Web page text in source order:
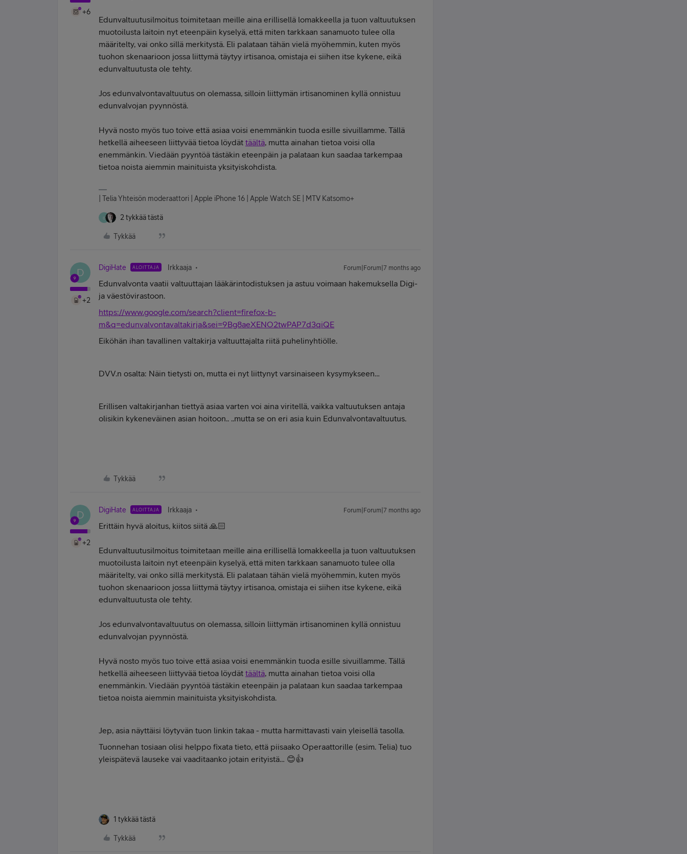
+6
Edunvaltuutusilmoitus toimitetaan meille aina erillisellä lomakkeella ja tuon valtuutuksen
muotoilusta laitoin nyt eteenpäin kyselyä, että miten tarkkaan sanamuoto tulee olla
määritelty, vai onko sillä merkitystä. Eli palataan tähän vielä myöhemmin, kuten myös
tuohon skenaarioon jossa liittymä täytyy irtisanoa, omistaja ei siihen itse kykene, eikä
edunvaltuutusta ole tehty.
Jos edunvalvontavaltuutus on olemassa, silloin liittymän irtisanominen kyllä onnistuu
edunvalvojan pyynnöstä.
Hyvä nosto myös tuo toive että asiaa voisi enemmänkin tuoda esille sivuillamme. Tällä
hetkellä aiheeseen liittyvää tietoa löydät täältä, mutta ainahan tietoa voisi olla
enemmänkin. Viedään pyyntöä tästäkin eteenpäin ja palataan kun saadaa tarkempaa
tietoa noista aiemmin mainituista yksityiskohdista.
| Telia Yhteisön moderaattori | Apple iPhone 16 | Apple Watch SE | MTV Katsomo+
D 2 tykkää tästä
Tykkää
D
+2
DigiHate ALOITTAJA Irkkaaja Forum|Forum|7 months ago
Edunvalvonta vaatii valtuuttajan lääkärintodistuksen ja astuu voimaan hakemuksella Digi-
ja väestövirastoon.
https://www.google.com/search?client=firefox-b-
m&q=edunvalvontavaltakirja&sei=9Bg8aeXENO2twPAP7d3qiQE
Eiköhän ihan tavallinen valtakirja valtuuttajalta riitä puhelinyhtiölle.
DVV.n osalta: Näin tietysti on, mutta ei nyt liittynyt varsinaiseen kysymykseen…
Erillisen valtakirjanhan tiettyä asiaa varten voi aina viritellä, vaikka valtuutuksen antaja
olisikin kykeneväinen asian hoitoon.. ..mutta se on eri asia kuin Edunvalvontavaltuutus.
Tykkää
D
+2
DigiHate ALOITTAJA Irkkaaja Forum|Forum|7 months ago
Erittäin hyvä aloitus, kiitos siitä 🙏🏻
Edunvaltuutusilmoitus toimitetaan meille aina erillisellä lomakkeella ja tuon valtuutuksen
muotoilusta laitoin nyt eteenpäin kyselyä, että miten tarkkaan sanamuoto tulee olla
määritelty, vai onko sillä merkitystä. Eli palataan tähän vielä myöhemmin, kuten myös
tuohon skenaarioon jossa liittymä täytyy irtisanoa, omistaja ei siihen itse kykene, eikä
edunvaltuutusta ole tehty.
Jos edunvalvontavaltuutus on olemassa, silloin liittymän irtisanominen kyllä onnistuu
edunvalvojan pyynnöstä.
Hyvä nosto myös tuo toive että asiaa voisi enemmänkin tuoda esille sivuillamme. Tällä
hetkellä aiheeseen liittyvää tietoa löydät täältä, mutta ainahan tietoa voisi olla
enemmänkin. Viedään pyyntöä tästäkin eteenpäin ja palataan kun saadaa tarkempaa
tietoa noista aiemmin mainituista yksityiskohdista.
Jep, asia näyttäisi löytyvän tuon linkin takaa - mutta harmittavasti vain yleisellä tasolla.
Tuonnehan tosiaan olisi helppo fixata tieto, että piisaako Operaattorille (esim. Telia) tuo
yleispätevä lauseke vai vaaditaanko jotain erityistä… 😊👍
1 tykkää tästä
Tykkää